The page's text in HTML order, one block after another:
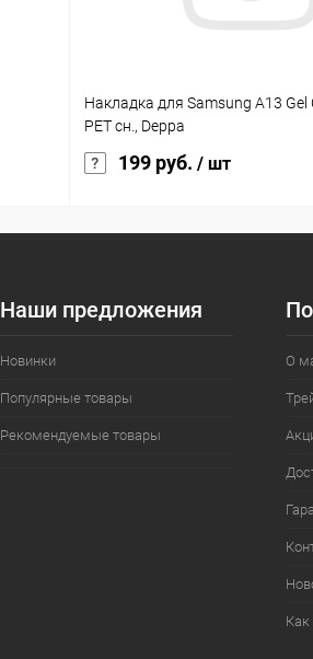
Накладка для Samsung A13 Gel
PET сн., Deppa
199 руб. / шт
Наши предложения
Новинки
Популярные товары
Рекомендуемые товары
О
Как